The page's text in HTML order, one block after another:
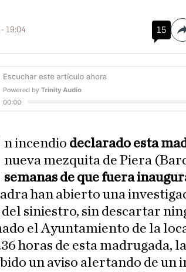
19:04 15
n incendio declarado esta
nueva mezquita de Piera
semanas de que fuera
han abierto una
del siniestro, sin descartar
el Ayuntamiento de la
horas de esta madrugada,
un aviso alertando de un